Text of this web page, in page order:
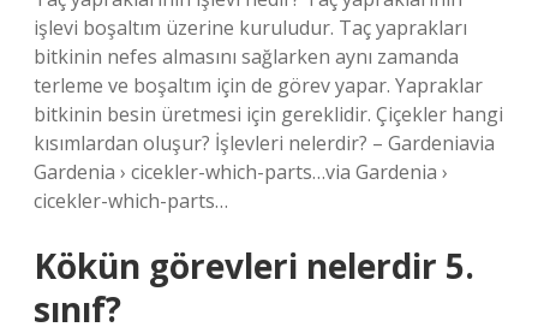
işlevi boşaltım üzerine kuruludur. Taç yaprakları
bitkinin nefes almasını sağlarken aynı zamanda
terleme ve boşaltım için de görev yapar. Yapraklar
bitkinin besin üretmesi için gereklidir. Çiçekler hangi
kısımlardan oluşur? İşlevleri nelerdir? – Gardeniavia
Gardenia › cicekler-which-parts…via Gardenia ›
cicekler-which-parts…
Kökün görevleri nelerdir 5.
sınıf?